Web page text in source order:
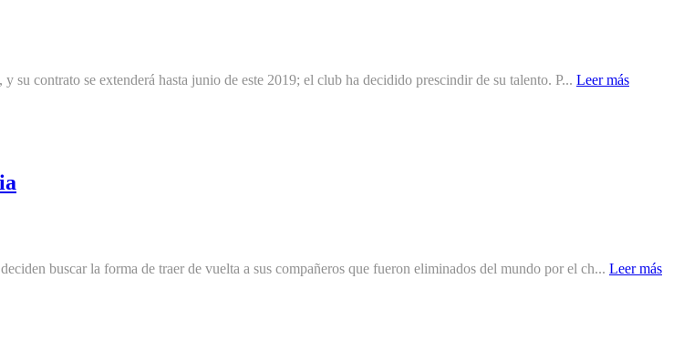
contrato se extenderá hasta junio de este 2019; el club ha decidido prescindir de su talento. P... Leer más
buscar la forma de traer de vuelta a sus compañeros que fueron eliminados del mundo por el ch... Leer más